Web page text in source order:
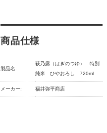
商品仕様
製品名:
萩乃露（はぎのつゆ） 特別
純米 ひやおろし 720ml
メーカー: 福井弥平商店